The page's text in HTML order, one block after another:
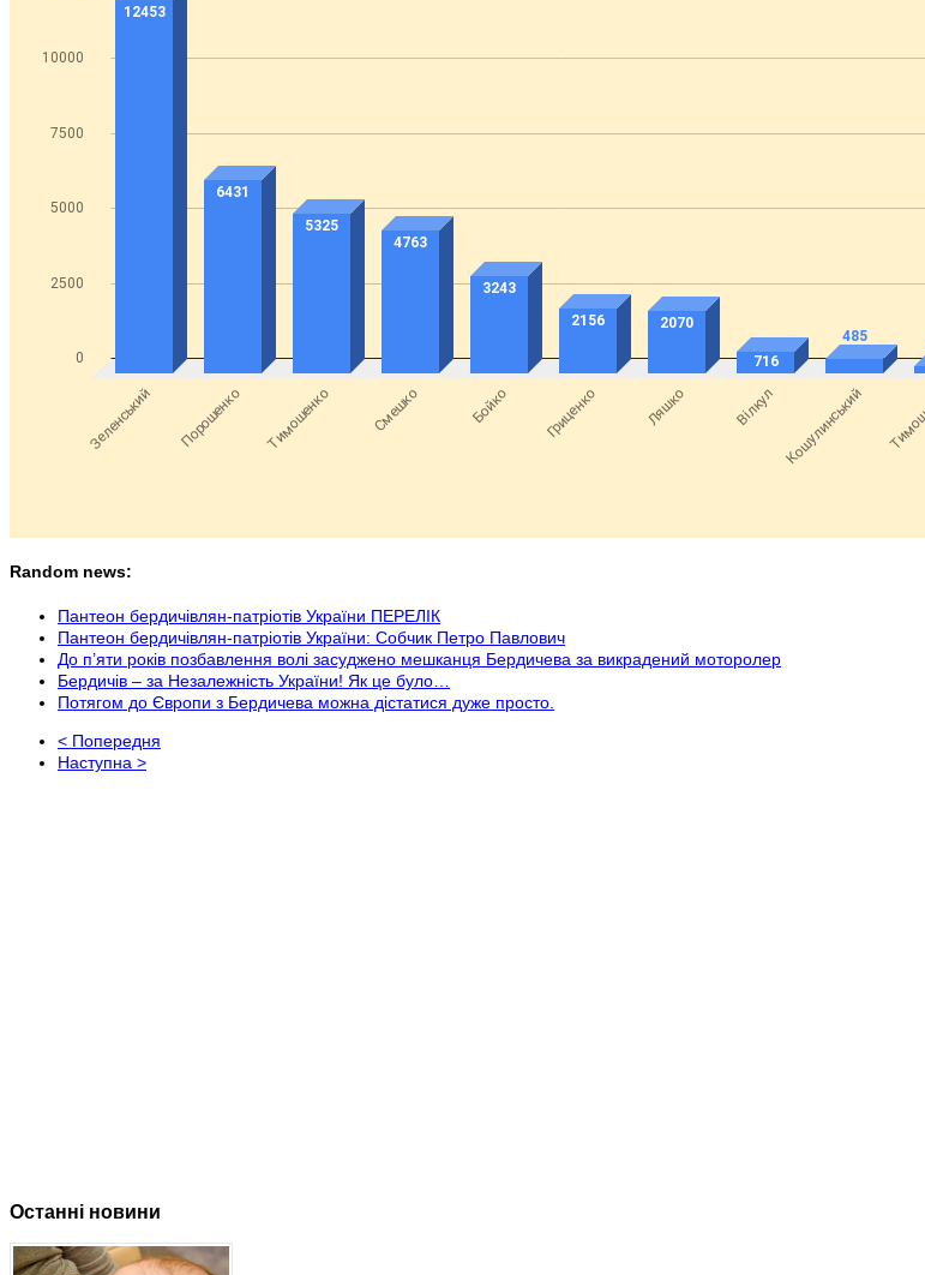
Random news:
Пантеон бердичівлян-патріотів України ПЕРЕЛІК
Пантеон бердичівлян-патріотів України: Собчик Петро Павлович
До п’яти років позбавлення волі засуджено мешканця Бердичева за викрадений моторолер
Бердичів – за Незалежність України! Як це було…
Потягом до Європи з Бердичева можна дістатися дуже просто.
< Попередня
Наступна >
Останні новини